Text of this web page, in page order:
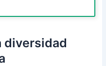
diversidad